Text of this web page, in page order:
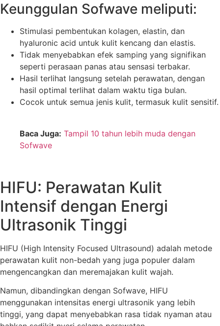
Keunggulan Sofwave meliputi:
Stimulasi pembentukan kolagen, elastin, dan
hyaluronic acid untuk kulit kencang dan elastis.
Tidak menyebabkan efek samping yang signifikan
seperti perasaan panas atau sensasi terbakar.
Hasil terlihat langsung setelah perawatan, dengan
hasil optimal terlihat dalam waktu tiga bulan.
Cocok untuk semua jenis kulit, termasuk kulit sensitif.
Baca Juga: Tampil 10 tahun lebih muda dengan
Sofwave
HIFU: Perawatan Kulit
Intensif dengan Energi
Ultrasonik Tinggi
HIFU (High Intensity Focused Ultrasound) adalah metode
perawatan kulit non-bedah yang juga populer dalam
mengencangkan dan meremajakan kulit wajah.
Namun, dibandingkan dengan Sofwave, HIFU
menggunakan intensitas energi ultrasonik yang lebih
tinggi, yang dapat menyebabkan rasa tidak nyaman atau